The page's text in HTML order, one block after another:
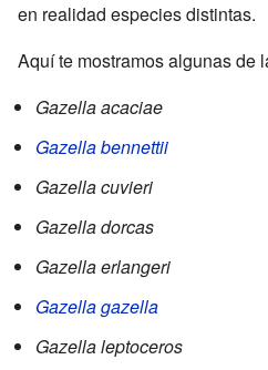
en realidad especies distintas.
Aquí te mostramos algunas de
Gazella acaciae
Gazella bennettii
Gazella cuvieri
Gazella dorcas
Gazella erlangeri
Gazella gazella
Gazella leptoceros